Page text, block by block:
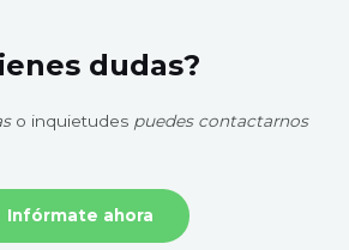
dudas?
o inquietudes puedes contactarnos
Infórmate ahora